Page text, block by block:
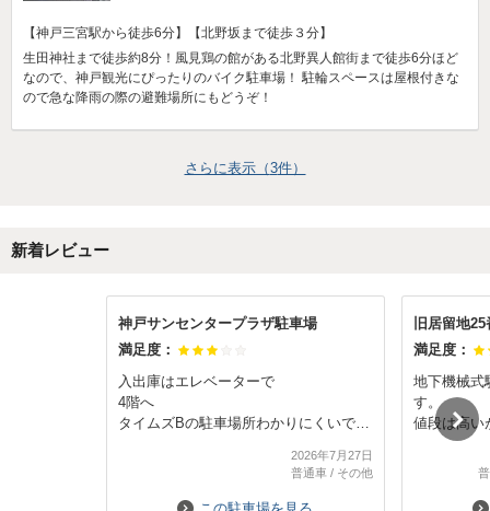
【神戸三宮駅から徒歩6分】【北野坂まで徒歩３分】
生田神社まで徒歩約8分！風見鶏の館がある北野異人館街まで徒歩6分ほど
なので、神戸観光にぴったりのバイク駐車場！ 駐輪スペースは屋根付きな
ので急な降雨の際の避難場所にもどうぞ！
さらに表示（3件）
新着レビュー
神戸サンセンタープラザ駐車場
満足度：
入出庫はエレベーターで
4階へ
タイムズBの駐車場所わかりにくいです
どこだろうと不安になりました
屋内でないこと記載していたら
2026年7月27日
普通車/ その他
旧居留地
満足度：
地下機械式
す。
値段は高い
車高の低
る時に多
三宮やG